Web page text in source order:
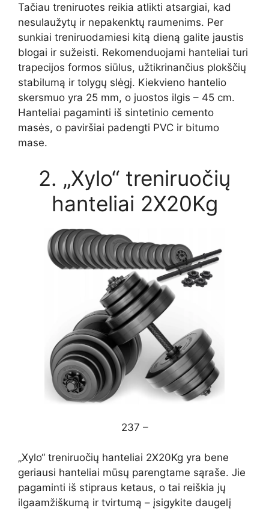
Tačiau treniruotes reikia atlikti atsargiai, kad
nesulaužytų ir nepakenktų raumenims. Per
sunkiai treniruodamiesi kitą dieną galite jaustis
blogai ir sužeisti. Rekomenduojami hanteliai turi
trapecijos formos siūlus, užtikrinančius plokščių
stabilumą ir tolygų slėgį. Kiekvieno hantelio
skersmuo yra 25 mm, o juostos ilgis – 45 cm.
Hanteliai pagaminti iš sintetinio cemento
masės, o paviršiai padengti PVC ir bitumo
mase.
2. „Xylo“ treniruočių
hanteliai 2X20Kg
237 –
„Xylo“ treniruočių hanteliai 2X20Kg yra bene
geriausi hanteliai mūsų parengtame sąraše. Jie
pagaminti iš stipraus ketaus, o tai reiškia jų
ilgaamžiškumą ir tvirtumą – įsigykite daugelį